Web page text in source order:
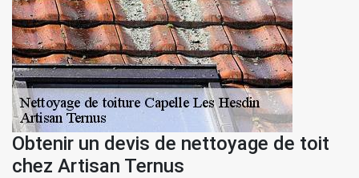
Obtenir un devis de nettoyage de toit
chez Artisan Ternus